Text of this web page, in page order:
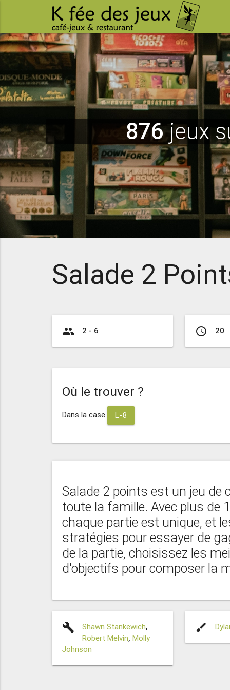
876jeux
Salade 2
group 2 - 6 access_time 20
Où le trouver ?
Dans la case L-8
Salade 2 points est un jeu
toute la famille. Avec plus de
chaque partie est unique, et
stratégies pour essayer de
de la partie, choisissez les
d'objectifs pour composer la
build Shawn Stankewich,
Robert Melvin, Molly
Johnson
brush